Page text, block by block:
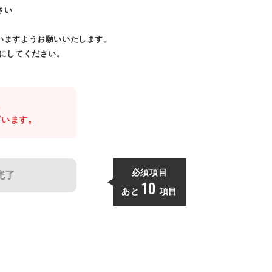
い
すようお願いいたします。
してください。
ます。
了 必須項目
あと 10 項目